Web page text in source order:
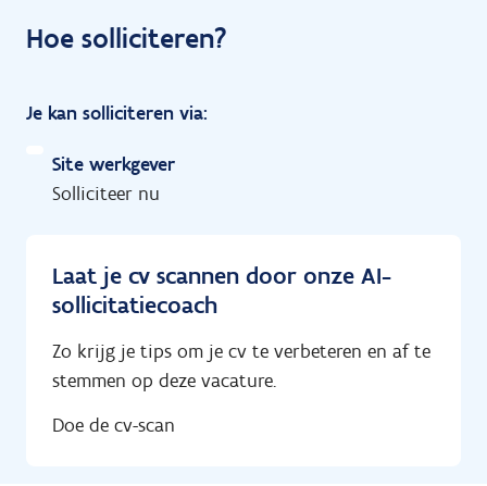
Hoe solliciteren?
Je kan solliciteren via:
Site werkgever
Solliciteer nu
Laat je cv scannen door onze AI-
sollicitatiecoach
Zo krijg je tips om je cv te verbeteren en af te
stemmen op deze vacature.
Doe de cv-scan